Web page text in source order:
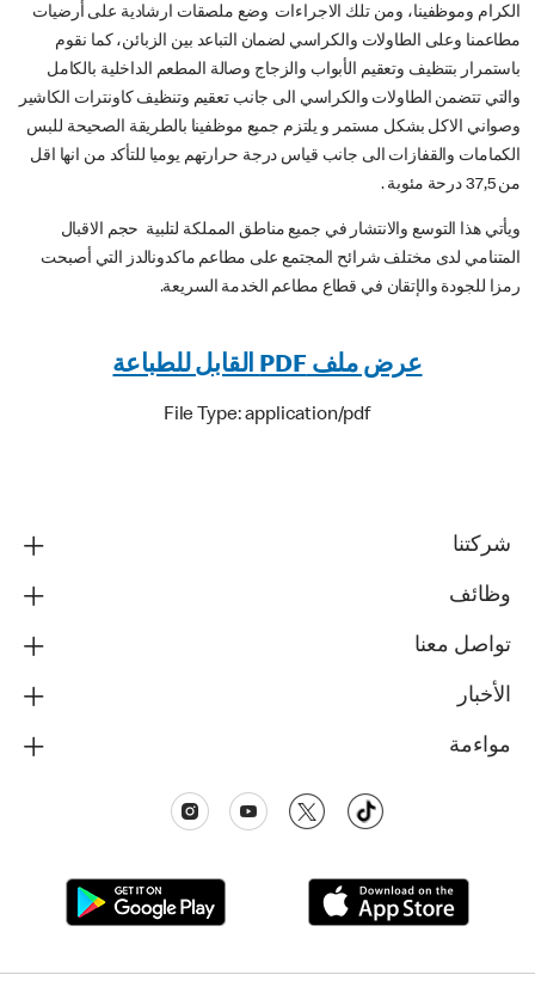
الكرام وموظفينا، ومن تلك الاجراءات وضع ملصقات ارشادية على أرضيات
مطاعمنا وعلى الطاولات والكراسي لضمان التباعد بين الزبائن، كما نقوم
باستمرار بتنظيف وتعقيم الأبواب والزجاج وصالة المطعم الداخلية بالكامل
والتي تتضمن الطاولات والكراسي الى جانب تعقيم وتنظيف كاونترات الكاشير
وصواني الاكل بشكل مستمر و يلتزم جميع موظفينا بالطريقة الصحيحة للبس
الكمامات والقفازات الى جانب قياس درجة حرارتهم يوميا للتأكد من انها اقل
من 37,5 درحة مئوبة .
ويأتي هذا التوسع والانتشار في جميع مناطق المملكة لتلبية حجم الاقبال
المتنامي لدى مختلف شرائح المجتمع على مطاعم ماكدونالدز التي أصبحت
رمزا للجودة والإتقان في قطاع مطاعم الخدمة السريعة.
عرض ملف PDF القابل للطباعة
File Type: application/pdf
شركتنا
وظائف
تواصل معنا
الأخبار
مواءمة